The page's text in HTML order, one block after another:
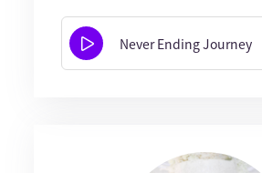
Never Ending Journey